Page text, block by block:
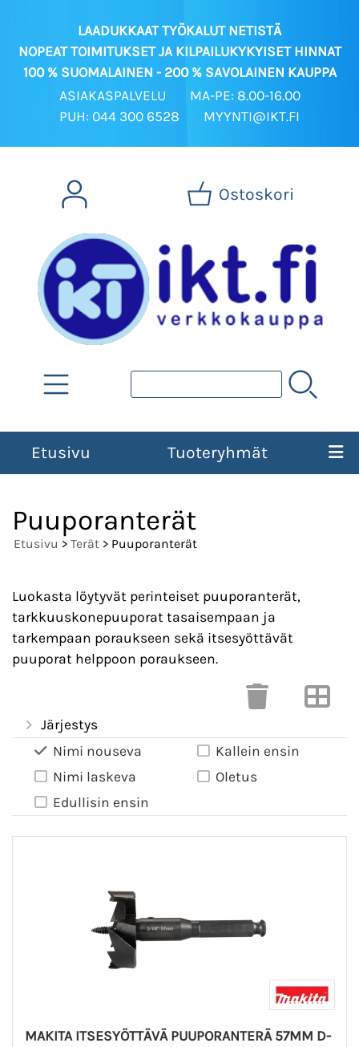
LAADUKKAAT TYÖKALUT NETISTÄ
NOPEAT TOIMITUKSET JA KILPAILUKYKYISET HINNAT
100 % SUOMALAINEN - 200 % SAVOLAINEN KAUPPA
ASIAKASPALVELU
MA-PE: 8.00-16.00
PUH: 044 300 6528
MYYNTI@IKT.FI
Ostoskori
Etusivu Tuoteryhmät
Puuporanterät
Etusivu > Terät > Puuporanterät
Luokasta löytyvät perinteiset puuporanterät,
tarkkuuskonepuuporat tasaisempaan ja
tarkempaan poraukseen sekä itsesyöttävät
puuporat helppoon poraukseen.
Järjestys
Nimi nouseva
Nimi laskeva
Edullisin ensin
Kallein ensin
Oletus
MAKITA ITSESYÖTTÄVÄ PUUPORANTERÄ 57MM D-